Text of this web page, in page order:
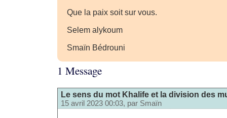
Que la paix soit sur vous.
Selem alykoum
Smaïn Bédrouni
1 Message
Le sens du mot Khalife et la division des
15 avril 2023 00:03, par Smaïn